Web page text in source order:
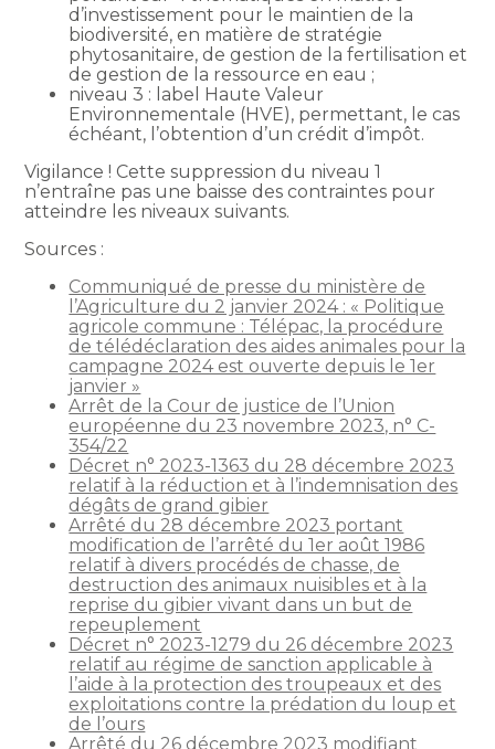
d’investissement pour le maintien de la
biodiversité, en matière de stratégie
phytosanitaire, de gestion de la fertilisation et
de gestion de la ressource en eau ;
niveau 3 : label Haute Valeur
Environnementale (HVE), permettant, le cas
échéant, l’obtention d’un crédit d’impôt.
Vigilance ! Cette suppression du niveau 1
n’entraîne pas une baisse des contraintes pour
atteindre les niveaux suivants.
Sources :
Communiqué de presse du ministère de
l’Agriculture du 2 janvier 2024 : « Politique
agricole commune : Télépac, la procédure
de télédéclaration des aides animales pour la
campagne 2024 est ouverte depuis le 1er
janvier »
Arrêt de la Cour de justice de l’Union
européenne du 23 novembre 2023, n° C-
354/22
Décret n° 2023-1363 du 28 décembre 2023
relatif à la réduction et à l’indemnisation des
dégâts de grand gibier
Arrêté du 28 décembre 2023 portant
modification de l’arrêté du 1er août 1986
relatif à divers procédés de chasse, de
destruction des animaux nuisibles et à la
reprise du gibier vivant dans un but de
repeuplement
Décret n° 2023-1279 du 26 décembre 2023
relatif au régime de sanction applicable à
l’aide à la protection des troupeaux et des
exploitations contre la prédation du loup et
de l’ours
Arrêté du 26 décembre 2023 modifiant